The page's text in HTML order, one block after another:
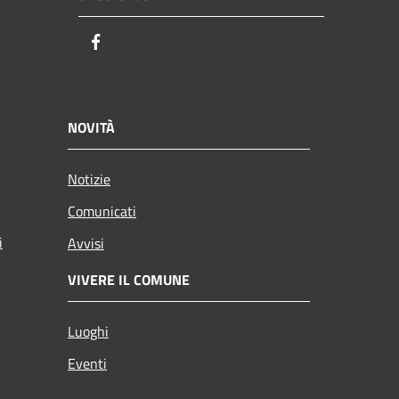
NOVITÀ
Notizie
Comunicati
Avvisi
VIVERE IL COMUNE
Luoghi
Eventi